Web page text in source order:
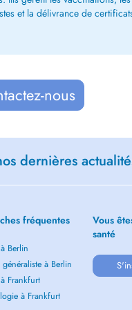
et la délivrance de
nous
dernières
fréquentes
Berlin
à Berlin
Frankfurt
à Frankfurt
Vous
santé